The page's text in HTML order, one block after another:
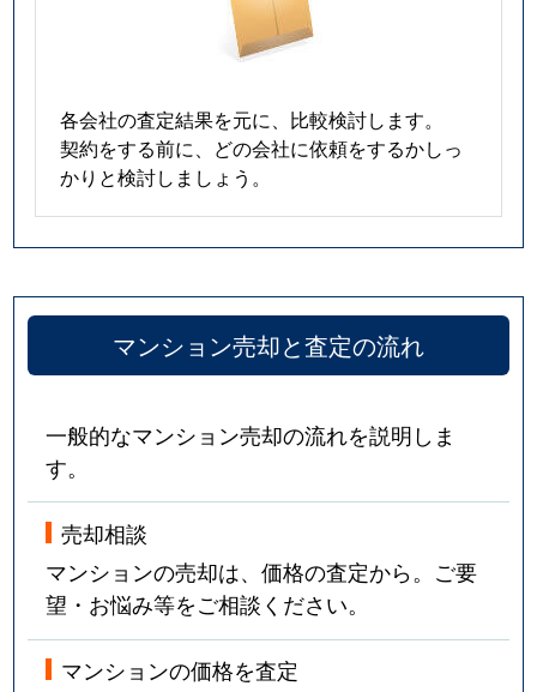
各会社の査定結果を元に、比較検討します。
契約をする前に、どの会社に依頼をするかしっ
かりと検討しましょう。
マンション売却と査定の流れ
一般的なマンション売却の流れを説明しま
す。
売却相談
マンションの売却は、価格の査定から。ご要
望・お悩み等をご相談ください。
マンションの価格を査定